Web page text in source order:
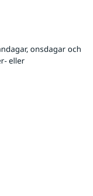
onsdagar och
eller